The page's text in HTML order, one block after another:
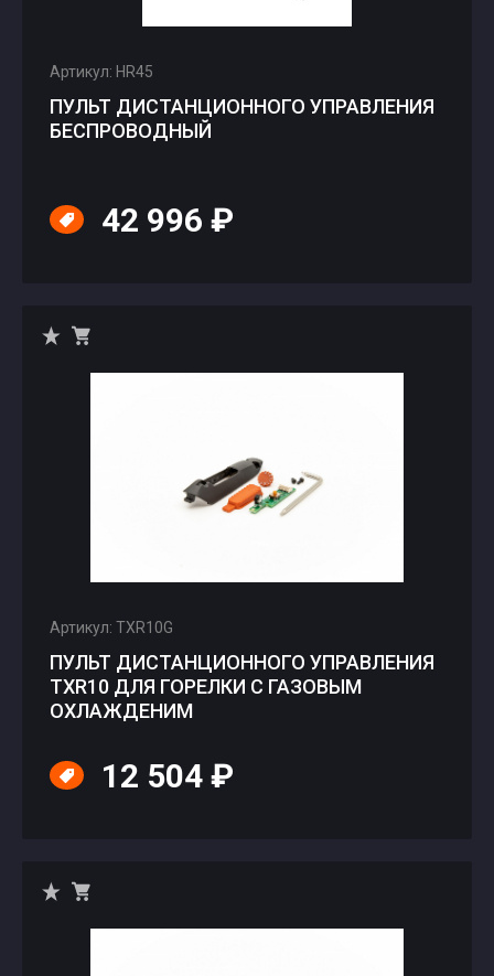
Артикул: HR45
ПУЛЬТ ДИСТАНЦИОННОГО УПРАВЛЕНИЯ
БЕСПРОВОДНЫЙ
42 996 ₽
Артикул: TXR10G
ПУЛЬТ ДИСТАНЦИОННОГО УПРАВЛЕНИЯ
TXR10 ДЛЯ ГОРЕЛКИ С ГАЗОВЫМ
ОХЛАЖДЕНИМ
12 504 ₽